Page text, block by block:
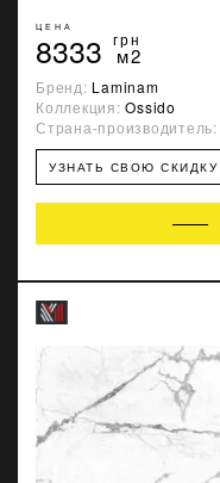
ЦЕНА
8333 грн
м2
Бренд: Laminam
Коллекция:Ossido
Страна-производитель:
УЗНАТЬ СВОЮ СКИДКУ